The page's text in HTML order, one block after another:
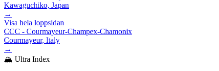
Kawaguchiko, Japan
→
Visa hela loppsidan
CCC - Courmayeur-Champex-Chamonix
Courmayeur, Italy
→
🏔️ Ultra Index